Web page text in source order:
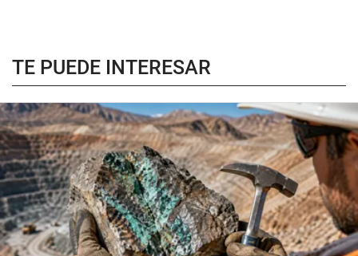
TE PUEDE INTERESAR